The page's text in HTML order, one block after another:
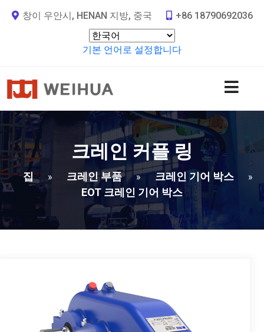
창이 우안시, HENAN 지방, 중국 +86 18790692036
기본 언어로 설정합니다
크레인 커플 링
집 » 크레인 부품 » 크레인 기어 박스 »
EOT 크레인 기어 박스